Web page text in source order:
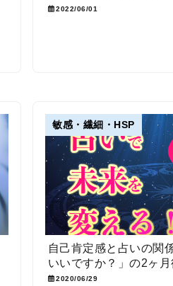
2022/06/01
敏感・繊細・HSP
自己肯定感と占いの関
いいですか？」の2ヶ月
2020/06/29